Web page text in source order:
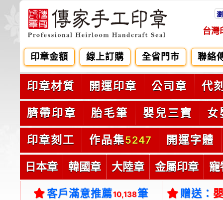
台灣
印章金額 線上訂購 全省門市 聯絡
印章材質 開運印章 公司章 代
臍帶印章 胎毛筆 嬰兒三寶 女
印章刻工 作品集5247 開運字體
日本章 韓國章 大陸章 金屬印章 寵
客戶滿意推薦10,138筆 贈送：